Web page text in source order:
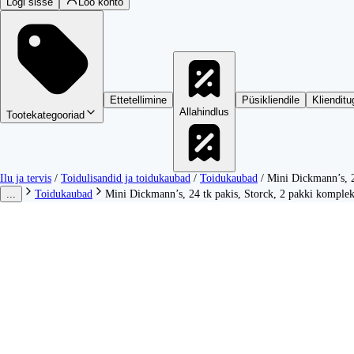
Tootekategooriad
Ettetellimine
Allahindlus
Püsikliendile
Ilu ja tervis / Toidulisandid ja toidukaubad / Toidukaubad / Mini Dickmann’s,
...
Toidukaubad Mini Dickmann’s, 24 tk pakis, Storck, 2 pakki